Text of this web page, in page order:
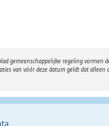
gemeenschappelijke regeling vormen
van vóór deze datum geldt dat